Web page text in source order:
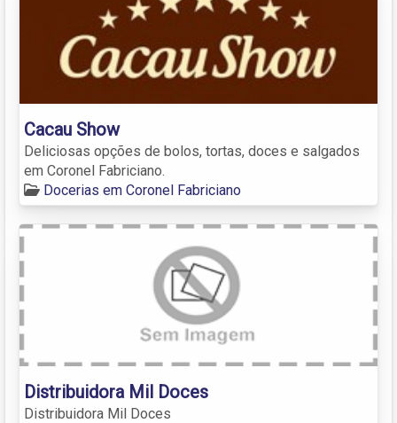
Cacau Show
Deliciosas opções de bolos, tortas, doces e salgados
em Coronel Fabriciano.
Docerias em Coronel Fabriciano
Distribuidora Mil Doces
Distribuidora Mil Doces